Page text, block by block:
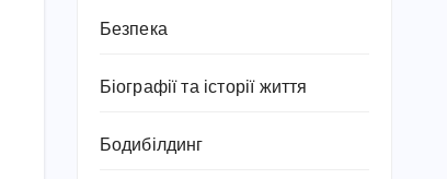
Безпека
Біографії та історії життя
Бодибілдинг